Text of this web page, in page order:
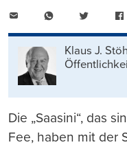
WhatsAppTwitter
Klaus J.
Die „Saasini“, das
Fee, haben mit der